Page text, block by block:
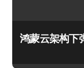
鸿蒙云架构下